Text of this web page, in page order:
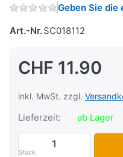
Geben Sie
Art.-Nr.SC018112
CHF 11.90
inkl. MwSt. zzgl.
Lieferzeit: ab Lager
Stück